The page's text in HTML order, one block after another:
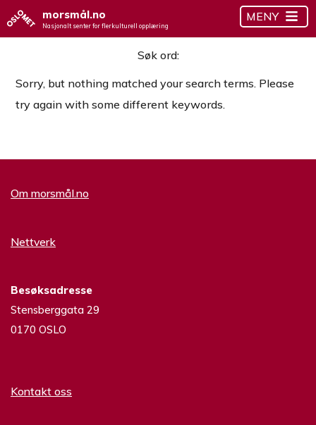
morsmål.no
Nasjonalt senter for flerkulturell opplæring
MENY
Søk ord:
Sorry, but nothing matched your search terms. Please
try again with some different keywords.
Om morsmål.no
Nettverk
Besøksadresse
Stensberggata 29
0170 OSLO
Kontakt oss